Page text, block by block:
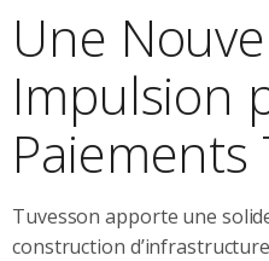
Une
Impulsion
Paiements
Tuvesson apporte une
construction